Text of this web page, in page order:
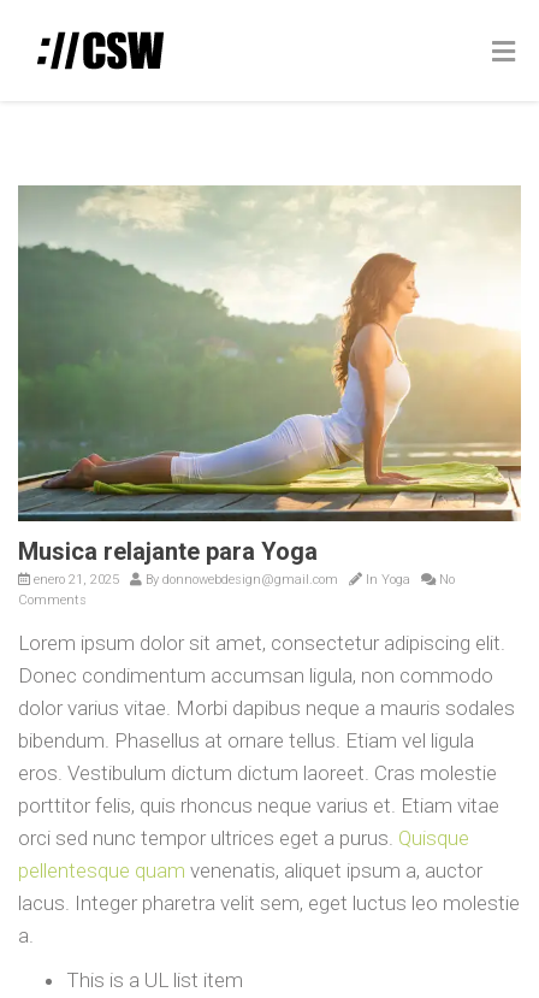
Musica relajante para Yoga
enero 21, 2025 By donnowebdesign@gmail.com In Yoga
No
Comments
Lorem ipsum dolor sit amet, consectetur adipiscing elit.
Donec condimentum accumsan ligula, non commodo
dolor varius vitae. Morbi dapibus neque a mauris sodales
bibendum. Phasellus at ornare tellus. Etiam vel ligula
eros. Vestibulum dictum dictum laoreet. Cras molestie
porttitor felis, quis rhoncus neque varius et. Etiam vitae
orci sed nunc tempor ultrices eget a purus. Quisque
pellentesque quam venenatis, aliquet ipsum a, auctor
lacus. Integer pharetra velit sem, eget luctus leo molestie
a.
This is a UL list item